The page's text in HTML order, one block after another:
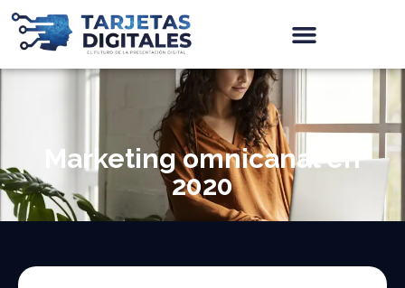
Marketing omnicanal en
2020